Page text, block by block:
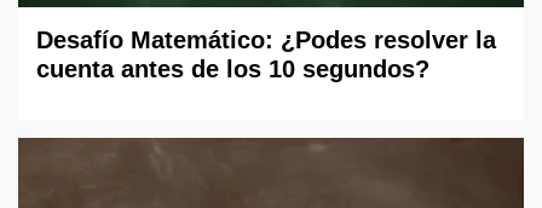
Desafío Matemático: ¿Podes resolver la
cuenta antes de los 10 segundos?